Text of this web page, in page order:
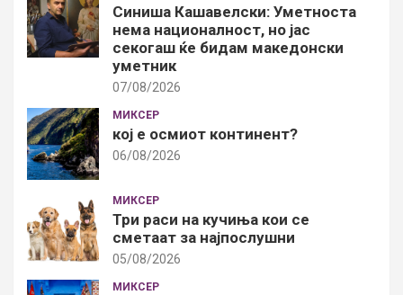
Синиша Кашавелски: Уметноста
нема националност, но јас
секогаш ќе бидам македонски
уметник
07/08/2026
МИКСЕР
кој е осмиот континент?
06/08/2026
МИКСЕР
Три раси на кучиња кои се
сметаат за најпослушни
05/08/2026
МИКСЕР